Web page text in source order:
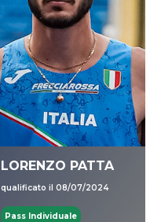
LORENZO PATTA
qualificato il 08/07/2024
Pass Individuale